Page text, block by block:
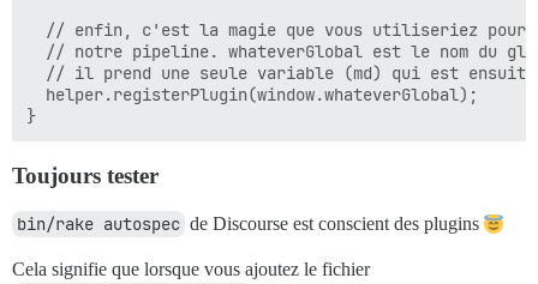
// enfin, c'est la magie que vous utiliseriez pour
// notre pipeline. whateverGlobal est le nom du
// il prend une seule variable (md) qui est
  helper.registerPlugin(window.whateverGlobal);
Toujours tester
bin/rake autospec de Discourse est conscient des plugins
Cela signifie que lorsque vous ajoutez le fichier